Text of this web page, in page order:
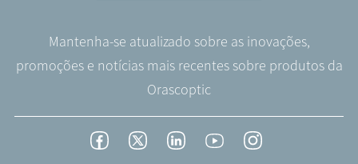
Mantenha-se atualizado sobre as inovações,
promoções e notícias mais recentes sobre produtos da
Orascoptic
FacebookTwitterLinkedInYouTubeInstagram